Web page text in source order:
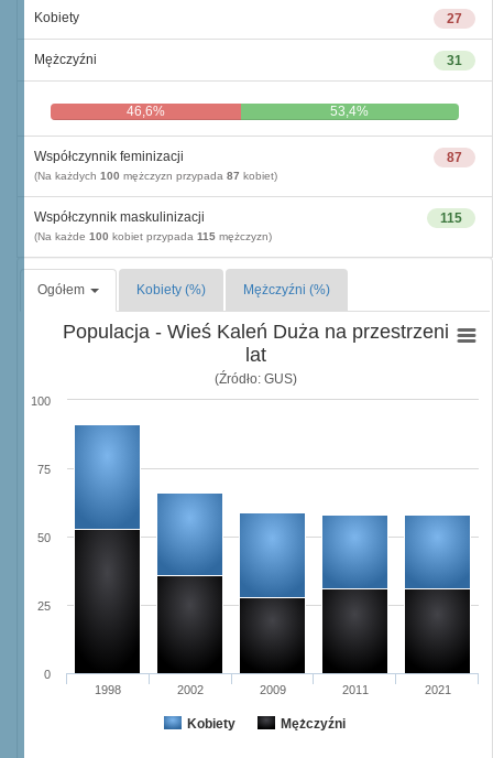
27
Kobiety
31
Mężczyźni
46,6% 53,4%
87
Współczynnik feminizacji
(Na każdych 100 mężczyzn przypada 87 kobiet)
115
Współczynnik maskulinizacji
(Na każde 100 kobiet przypada 115 mężczyzn)
Ogółem Kobiety (%) Mężczyźni (%)
Populacja - Wieś Kaleń Duża na przestrzeni
lat
(Źródło: GUS)
Kobiety Mężczyźni
1998 2002 2009 2011 2021
0
25
50
75
100